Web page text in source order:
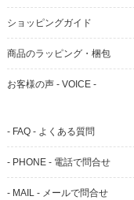
ショッピングガイド
商品のラッピング・梱包
お客様の声 - VOICE -
- FAQ - よくある質問
- PHONE - 電話で問合せ
- MAIL - メールで問合せ